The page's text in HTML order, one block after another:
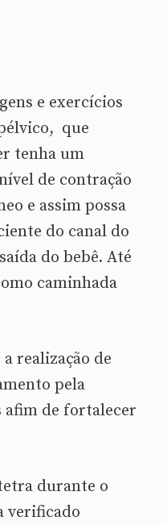
e exercícios
que
tenha um
de contração
e assim possa
do canal do
do bebê. Até
caminhada
realização de
pela
afim de fortalecer
durante o
verificado